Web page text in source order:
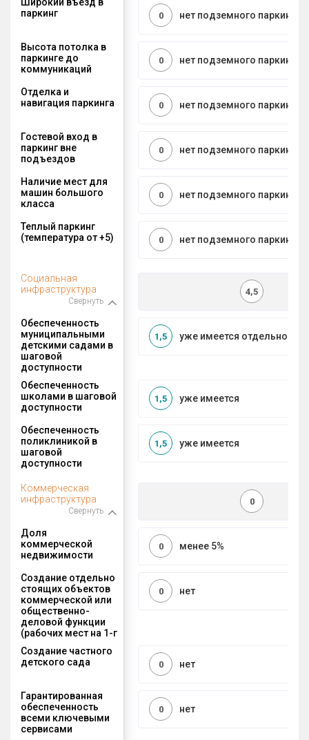
паркинг
нет подземного паркинга
0
Высота потолка в
паркинге до
коммуникаций
нет подземного паркинга
0
Отделка и
навигация паркинга
нет подземного паркинга
0
Гостевой вход в
паркинг вне
подъездов
нет подземного паркинга
0
Наличие мест для
машин большого
класса
нет подземного паркинга
0
Теплый паркинг
(температура от +5)
нет подземного паркинга
0
Социальная
инфраструктура
Свернуть
4,5
Обеспеченность
муниципальными
детскими садами в
шаговой
доступности
уже имеется
1,5
Обеспеченность
школами в шаговой
доступности
уже имеется
1,5
Обеспеченность
поликлиникой в
шаговой
доступности
уже имеется
1,5
Коммерческая
инфраструктура
Свернуть
0
Доля
коммерческой
недвижимости
менее 5%
0
Создание отдельно
стоящих объектов
коммерческой или
общественно-
деловой функции
(рабочих мест на 1-г
нет
0
Создание частного
детского сада
нет
0
Гарантированная
обеспеченность
всеми ключевыми
сервисами
нет
0